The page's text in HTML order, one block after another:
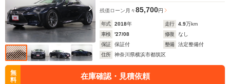
残価ローン 月々85,700円
年式 2018年 走行 4.9万km
車検
'27/08 修復
なし
保証
保証付 整備
法定整備付
住所
神奈川県横浜市都筑区
無
料
在庫確認・見積依頼